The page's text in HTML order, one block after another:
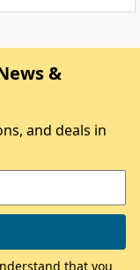
&
and deals in
that you